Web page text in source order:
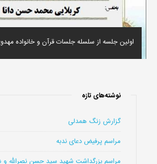
اولین جلسه از سلسله جلسات قرآن و خانواده
نوشته‌های تازه
گزارش زنگ همدلی
مراسم پرفیض دعای ندبه
مراسم بزرگداشت شهید سید حسن نصرالله و